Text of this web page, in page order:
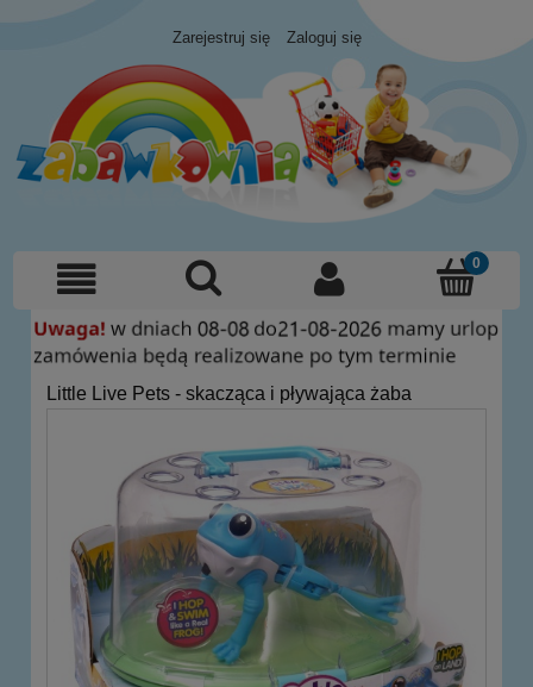
Zarejestruj się Zaloguj się
Little Live Pets - skacząca i pływająca żaba